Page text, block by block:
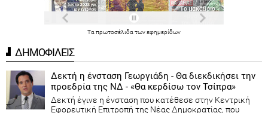
Τα πρωτοσέλιδα τωνεφημερίδων
ΔΗΜΟΦΙΛΕΙΣ
Δεκτή η ένσταση Γεωργιάδη - Θα διεκδικήσει την
προεδρία της ΝΔ - «Θα κερδίσω τον Τσίπρα»
Δεκτή έγινε η ένσταση που κατέθεσε στην Κεντρική
Εφορευτική Επιτροπή της Νέας Δημοκρατίας, που